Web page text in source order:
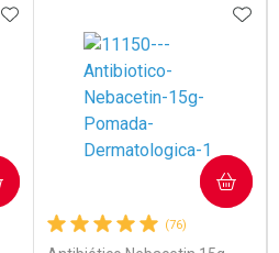
ADICIONAR AOS FAVORITOS
(76)
COMPRAR